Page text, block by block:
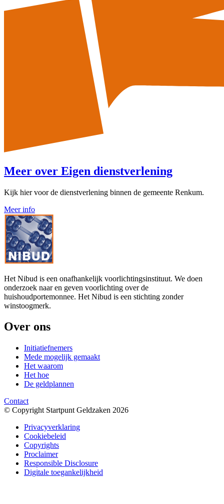
Meer over Eigen dienstverlening
Kijk hier voor de dienstverlening binnen de gemeente Renkum.
Meer info
Het Nibud is een onafhankelijk voorlichtingsinstituut. We doen
onderzoek naar en geven voorlichting over de
huishoudportemonnee. Het Nibud is een stichting zonder
winstoogmerk.
Over ons
Initiatiefnemers
Mede mogelijk gemaakt
Het waarom
Het hoe
De geldplannen
Contact
© Copyright Startpunt Geldzaken 2026
Privacyverklaring
Cookiebeleid
Copyrights
Proclaimer
Responsible Disclosure
Digitale toegankelijkheid